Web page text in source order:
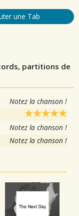
une Tab
partitions de
Notez la chanson !
Notez la chanson !
Notez la chanson !